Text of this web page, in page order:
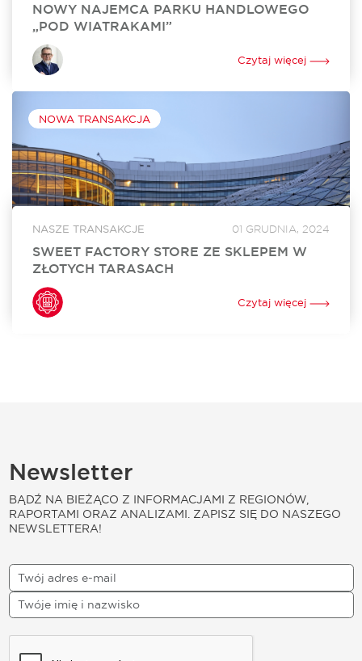
NOWY NAJEMCA PARKU HANDLOWEGO
„POD WIATRAKAMI”
Sinsay, marka z portfolio Grupy LPP, wynajęła 860 mkw.
powierzchni w Parku Handlowym „Pod Wiatrakami” koło
Słupska. Otwarcie sklepu jest zaplanowane na kwiecień 2024
Czytaj więcej
NOWA TRANSAKCJA
NASZE TRANSAKCJE 01 GRUDNIA, 2024
SWEET FACTORY STORE ZE SKLEPEM W
ZŁOTYCH TARASACH
Sweet Factory Store otworzył swój sklep w Złotych
Tarasach. To już 24. w Polsce i 3. w Warszawie stacjonarny
punkt sprzedaży tej niezwykle popularnej marki oferującej
Czytaj więcej
Newsletter
BĄDŹ NA BIEŻĄCO Z INFORMACJAMI Z REGIONÓW,
RAPORTAMI ORAZ ANALIZAMI. ZAPISZ SIĘ DO NASZEGO
NEWSLETTERA!